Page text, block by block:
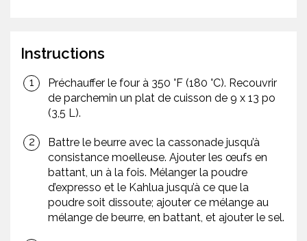
Instructions
Préchauffer le four à 350 °F (180 °C). Recouvrir
de parchemin un plat de cuisson de 9 x 13 po
(3,5 L).
Battre le beurre avec la cassonade jusqu’à
consistance moelleuse. Ajouter les œufs en
battant, un à la fois. Mélanger la poudre
d’expresso et le Kahlua jusqu’à ce que la
poudre soit dissoute; ajouter ce mélange au
mélange de beurre, en battant, et ajouter le sel.